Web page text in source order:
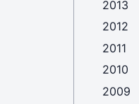
2013
2012
2011
2010
2009